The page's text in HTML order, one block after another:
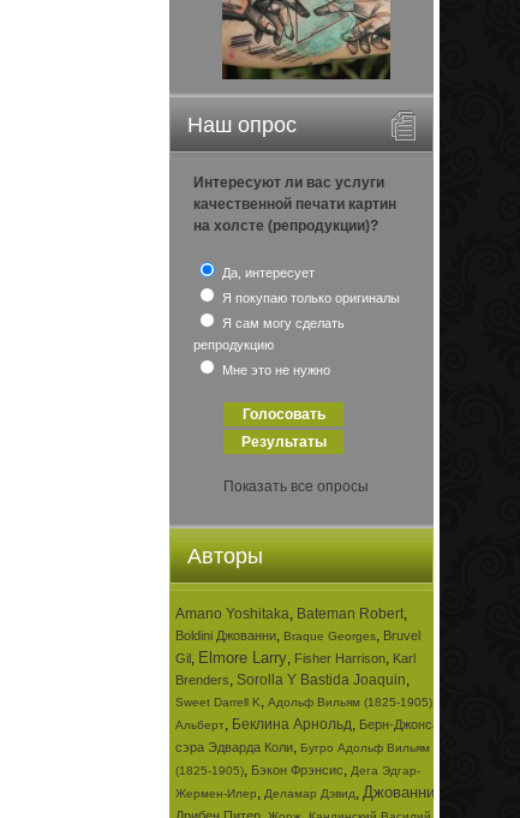
Наш опрос
Интересуют ли вас услуги
качественной печати картин
на холсте (репродукции)?
Да, интересует
Я покупаю только оригиналы
Я сам могу сделать
репродукцию
Мне это не нужно
Показать все опросы
Авторы
Amano Yoshitaka, Bateman Robert,
Boldini Джованни, Braque Georges, Bruvel
Gil, Elmore Larry, Fisher Harrison, Karl
Brenders, Sorolla Y Bastida Joaquin,
Sweet Darrell K, Адольф Вильям (1825-1905)
Альберт, Беклина Арнольд, Берн-Джонса
сэра Эдварда Коли, Бугро Адольф Вильям
(1825-1905), Бэкон Фрэнсис, Дега Эдгар-
Жермен-Илер, Деламар Дэвид, Джованни